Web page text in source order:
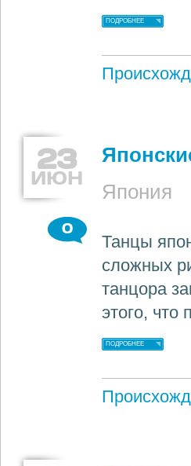
ПОДРОБНЕЕ
23
ИЮН
Япония
0
Танцы
сложных
танцора
этого, что
ПОДРОБНЕЕ